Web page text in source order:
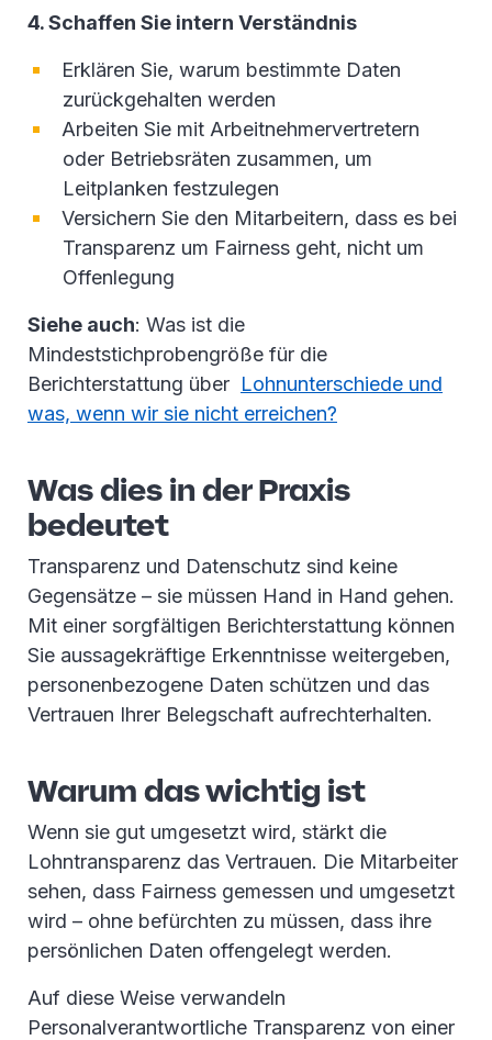
4. Schaffen Sie intern Verständnis
Erklären Sie, warum bestimmte Daten
zurückgehalten werden
Arbeiten Sie mit Arbeitnehmervertretern
oder Betriebsräten zusammen, um
Leitplanken festzulegen
Versichern Sie den Mitarbeitern, dass es bei
Transparenz um Fairness geht, nicht um
Offenlegung
Siehe auch: Was ist die
Mindeststichprobengröße für die
Berichterstattung über Lohnunterschiede und
was, wenn wir sie nicht erreichen?
Was dies in der Praxis
bedeutet
Transparenz und Datenschutz sind keine
Gegensätze – sie müssen Hand in Hand gehen.
Mit einer sorgfältigen Berichterstattung können
Sie aussagekräftige Erkenntnisse weitergeben,
personenbezogene Daten schützen und das
Vertrauen Ihrer Belegschaft aufrechterhalten.
Warum das wichtig ist
Wenn sie gut umgesetzt wird, stärkt die
Lohntransparenz das Vertrauen. Die Mitarbeiter
sehen, dass Fairness gemessen und umgesetzt
wird – ohne befürchten zu müssen, dass ihre
persönlichen Daten offengelegt werden.
Auf diese Weise verwandeln
Personalverantwortliche Transparenz von einer